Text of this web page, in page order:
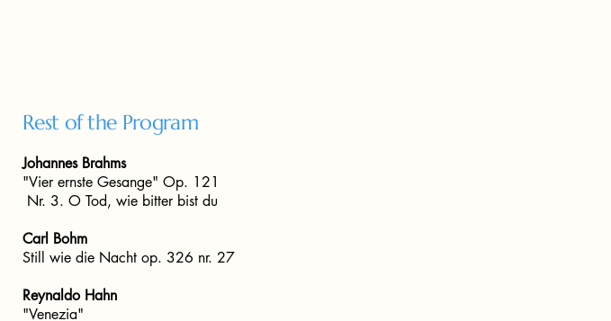
Rest of the Program
Johannes Brahms
"Vier ernste Gesange" Op. 121
Nr. 3. O Tod, wie bitter bist du
Carl Bohm
Still wie die Nacht op. 326 nr. 27
Reynaldo Hahn
"Venezia"